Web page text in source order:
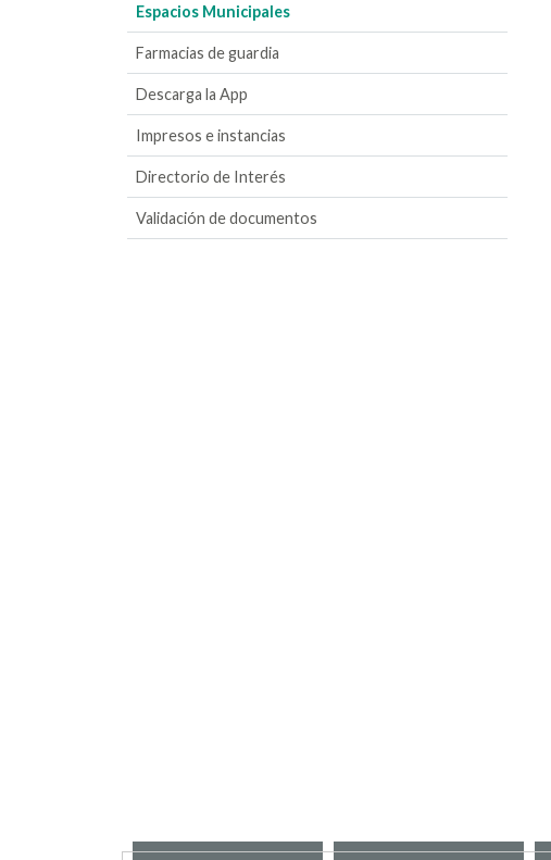
Espacios Municipales
Farmacias de guardia
Descarga la App
Impresos e instancias
Directorio de Interés
Validación de documentos